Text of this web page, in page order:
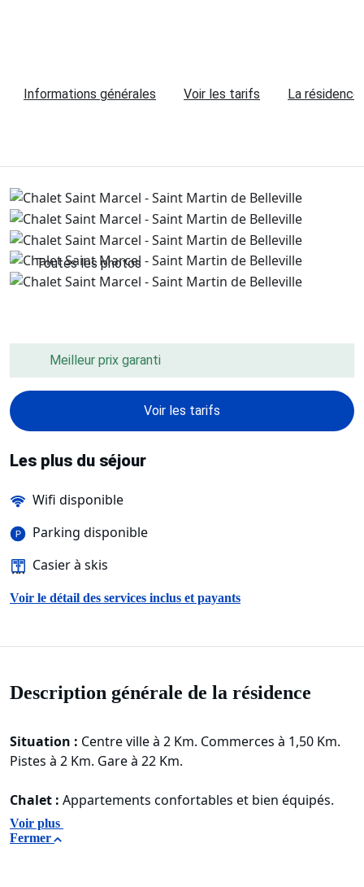
Informations générales Voir les tarifs La résidence
Toutes les photos
Meilleur prix garanti
Voir les tarifs
Les plus du séjour
Wifi disponible
Parking disponible
Casier à skis
Voir le détail des services inclus et payants
Description générale de la résidence
Situation : Centre ville à 2 Km. Commerces à 1,50 Km.
Pistes à 2 Km. Gare à 22 Km.
Chalet : Appartements confortables et bien équipés.
Voir plus
Fermer